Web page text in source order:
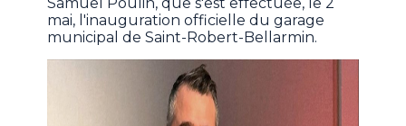
mai, l'inauguration officielle du garage
municipal de Saint-Robert-Bellarmin.